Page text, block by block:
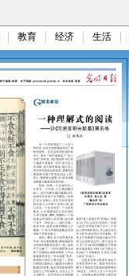
教育 经济 生活